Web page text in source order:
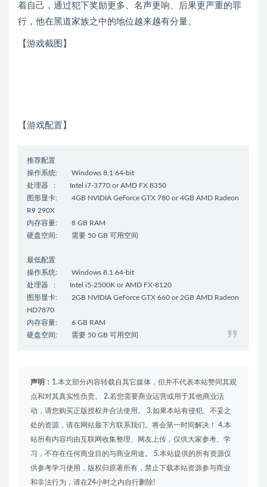
着自己，通过犯下奖励更多、名声更响、后果更严重的罪
行，他在黑道家族之中的地位越来越有分量。
【游戏截图】
【游戏配置】
推荐配置
操作系统: Windows 8.1 64-bit
处理器 : Intel i7-3770 or AMD FX 8350
图形显卡: 4GB NVIDIA GeForce GTX 780 or 4GB AMD Radeon
R9 290X
内存容量: 8 GB RAM
硬盘空间: 需要 50 GB 可用空间
最低配置
操作系统: Windows 8.1 64-bit
处理器 : Intel i5-2500K or AMD FX-8120
图形显卡: 2GB NVIDIA GeForce GTX 660 or 2GB AMD Radeon
HD7870
内存容量: 6 GB RAM
硬盘空间: 需要 50 GB 可用空间
声明： 1.本文部分内容转载自其它媒体，但并不代表本站赞同其观
点和对其真实性负责。 2.若您需要商业运营或用于其他商业活
动，请您购买正版授权并合法使用。 3.如果本站有侵犯、不妥之
处的资源，请在网站最下方联系我们。将会第一时间解决！ 4.本
站所有内容均由互联网收集整理、网友上传，仅供大家参考、学
习，不存在任何商业目的与商业用途。 5.本站提供的所有资源仅
供参考学习使用，版权归原著所有，禁止下载本站资源参与商业
和非法行为，请在24小时之内自行删除!